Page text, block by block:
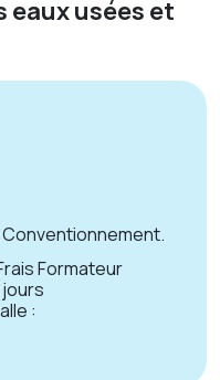
eaux usées et
Formateur
: